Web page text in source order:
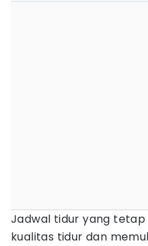
Jadwal tidur yang
kualitas tidur dan